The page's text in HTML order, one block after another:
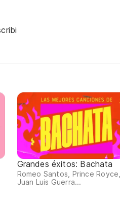
Grandes éxitos: Bachata
Romeo Santos, Prince Royce,
Juan Luis Guerra...